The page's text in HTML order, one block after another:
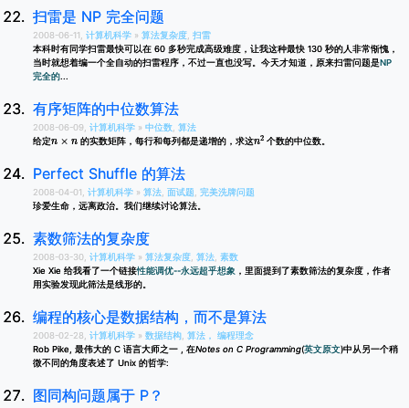
扫雷是 NP 完全问题
2008-06-11, 计算机科学 » 算法复杂度, 扫雷
本科时有同学扫雷最快可以在 60 多秒完成高级难度，让我这种最快 130 秒的人非常惭愧，
当时就想着编一个全自动的扫雷程序，不过一直也没写。今天才知道，原来扫雷问题是NP
完全的...
有序矩阵的中位数算法
2008-06-09, 计算机科学 » 中位数, 算法
给定
的实数矩阵，每行和每列都是递增的，求这 2个数的中位数。
Perfect Shuffle 的算法
2008-04-01, 计算机科学 » 算法, 面试题, 完美洗牌问题
珍爱生命，远离政治。我们继续讨论算法。
素数筛法的复杂度
2008-03-30, 计算机科学 » 算法复杂度, 算法, 素数
Xie Xie 给我看了一个链接性能调优--永远超乎想象 ，里面提到了素数筛法的复杂度，作者
用实验发现此筛法是线形的。
编程的核心是数据结构，而不是算法
2008-02-28, 计算机科学 » 数据结构, 算法， 编程理念
Rob Pike, 最伟大的 C 语言大师之一 , 在Notes on C Programming(英文原文)中从另一个稍
微不同的角度表述了 Unix 的哲学:
图同构问题属于 P？